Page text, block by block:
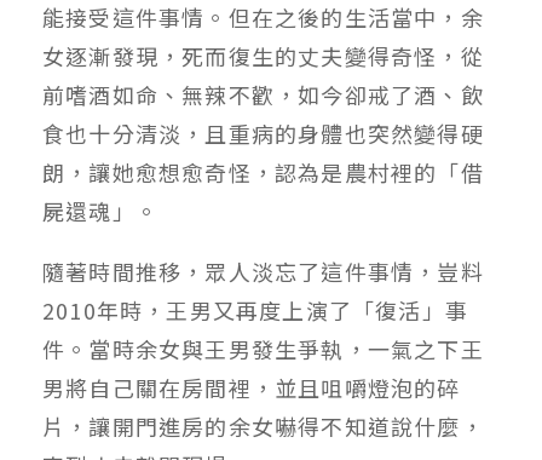
能接受這件事情。但在之後的生活當中，余
女逐漸發現，死而復生的丈夫變得奇怪，從
前嗜酒如命、無辣不歡，如今卻戒了酒、飲
食也十分清淡，且重病的身體也突然變得硬
朗，讓她愈想愈奇怪，認為是農村裡的「借
屍還魂」。
隨著時間推移，眾人淡忘了這件事情，豈料
2010年時，王男又再度上演了「復活」事
件。當時余女與王男發生爭執，一氣之下王
男將自己關在房間裡，並且咀嚼燈泡的碎
片，讓開門進房的余女嚇得不知道說什麼，